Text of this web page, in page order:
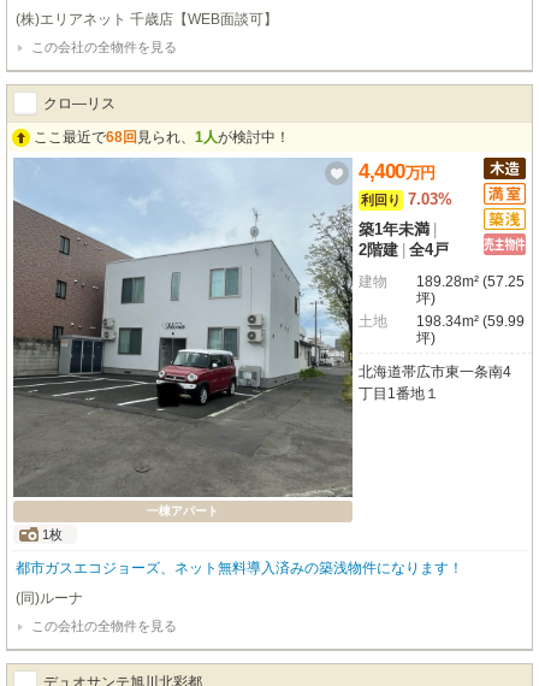
ーナーチェンジ物件です。現在満室賃貸中につき、購入後すぐに安定した賃料
収入が期待できます。オートロック・防犯カメラ・宅配ボックス・駐輪場を備
え、入居者ニーズの高い設備が充実。さらに敷地内には青空駐車場16台分を確
保しており、単身者からファミリー層まで幅広い層に対応可能です。周辺には
セブンイレブン徒歩3分、サツドラ徒歩3分、北海道信用金庫・北海道銀行徒歩
3分、北洋銀行徒歩4分、ジェイアール生鮮市場徒歩5分など生活利便施設が充
実。利便性の高い住環境が安定した賃貸需要を支えます。築浅RC造、満室稼
ションです。表面利回り5.53％。長期保有を検討される投資家の方におすすめ
(株)エリアネット 千歳店【WEB面談可】
この会社の全物件を見る
クロ―リス
ここ最近で68回 見られ、 1人が検討中！
一棟アパート
1枚
4,400万円
利回り
7.03%
築1年未満
2階建 全4戸
建物
189.28m² (57.25
坪)
土地
198.34m² (59.99
坪)
北海道帯広市東一条南4
丁目1番地１
都市ガスエコジョーズ、ネット無料導入済みの築浅物件になります！
(同)ルーナ
この会社の全物件を見る
デュオサンテ旭川北彩都